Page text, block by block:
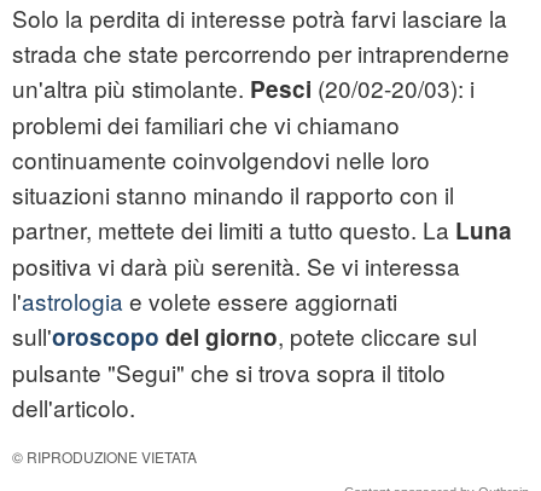
Solo la perdita di interesse potrà farvi lasciare la
strada che state percorrendo per intraprenderne
un'altra più stimolante. Pesci (20/02-20/03): i
problemi dei familiari che vi chiamano
continuamente coinvolgendovi nelle loro
situazioni stanno minando il rapporto con il
partner, mettete dei limiti a tutto questo. La Luna
positiva vi darà più serenità. Se vi interessa
l'astrologia e volete essere aggiornati
sull'oroscopo del giorno, potete cliccare sul
pulsante "Segui" che si trova sopra il titolo
dell'articolo.
© RIPRODUZIONE VIETATA